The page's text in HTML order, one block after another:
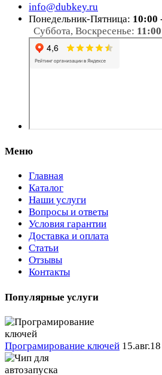
info@dubkey.ru
Понедельник-Пятница: 10:00
Суббота, Воскресенье:
Меню
Главная
Каталог
Наши услуги
Вопросы и ответы
Условия гарантии
Доставка и оплата
Статьи
Отзывы
Контакты
Популярные услуги
Програмирование ключей 15.авг.18